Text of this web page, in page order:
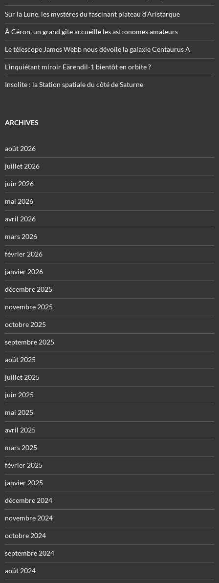
Sur la Lune, les mystères du fascinant plateau d’Aristarque
À Céron, un grand gîte accueille les astronomes amateurs
Le télescope James Webb nous dévoile la galaxie Centaurus A
L’inquiétant miroir Eärendil-1 bientôt en orbite ?
Insolite : la Station spatiale du côté de Saturne
ARCHIVES
août 2026
juillet 2026
juin 2026
mai 2026
avril 2026
mars 2026
février 2026
janvier 2026
décembre 2025
novembre 2025
octobre 2025
septembre 2025
août 2025
juillet 2025
juin 2025
mai 2025
avril 2025
mars 2025
février 2025
janvier 2025
décembre 2024
novembre 2024
octobre 2024
septembre 2024
août 2024